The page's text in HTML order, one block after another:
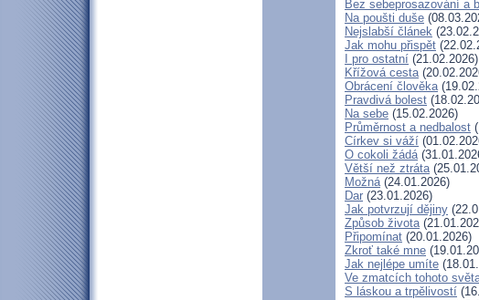
Bez sebeprosazování a
Na poušti duše
Nejslabší článek
Jak mohu přispět
I pro ostatní (21.02.2026)
Křížová cesta
Obrácení člověka
Pravdivá bolest
Na sebe (15.02.2026)
Průměrnost a nedbalost
Církev si váží
O cokoli žádá
Větší než ztráta
Možná(24.01.2026)
Dar (23.01.2026)
Jak potvrzují dějiny
Způsob života
Připomínat (20.01.2026)
Zkroť také mne
Jak nejlépe umíte
Ve zmatcích tohoto
S láskou a trpělivostí